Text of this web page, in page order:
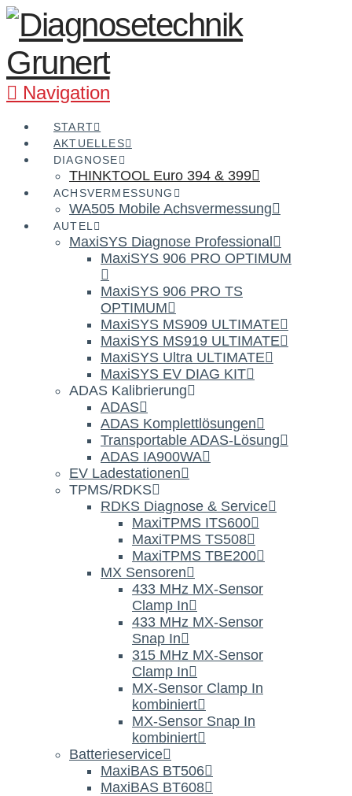
Navigation
START
AKTUELLES
DIAGNOSE
THINKTOOL Euro 394 & 399
ACHSVERMESSUNG
WA505 Mobile Achsvermessung
AUTEL
MaxiSYS Diagnose Professional
MaxiSYS 906 PRO OPTIMUM
MaxiSYS 906 PRO TS
OPTIMUM
MaxiSYS MS909 ULTIMATE
MaxiSYS MS919 ULTIMATE
MaxiSYS Ultra ULTIMATE
MaxiSYS EV DIAG KIT
ADAS Kalibrierung
ADAS
ADAS Komplettlösungen
Transportable ADAS-Lösung
ADAS IA900WA
EV Ladestationen
TPMS/RDKS
RDKS Diagnose & Service
MaxiTPMS ITS600
MaxiTPMS TS508
MaxiTPMS TBE200
MX Sensoren
433 MHz MX-Sensor
Clamp In
433 MHz MX-Sensor
Snap In
315 MHz MX-Sensor
Clamp In
MX-Sensor Clamp In
kombiniert
MX-Sensor Snap In
kombiniert
Batterieservice
MaxiBAS BT506
MaxiBAS BT608